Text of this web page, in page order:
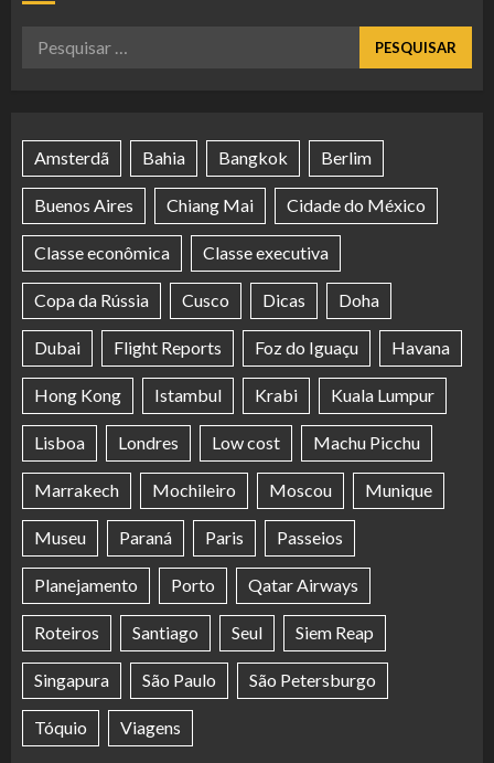
Pesquisar
Amsterdã Bahia Bangkok Berlim
Buenos Aires Chiang Mai Cidade do México
Classe econômica Classe executiva
Copa da Rússia Cusco Dicas Doha
Dubai Flight Reports Foz do Iguaçu Havana
Hong Kong Istambul Krabi Kuala Lumpur
Lisboa Londres Low cost Machu Picchu
Marrakech Mochileiro Moscou Munique
Museu Paraná Paris Passeios
Planejamento Porto Qatar Airways
Roteiros Santiago Seul Siem Reap
Singapura São Paulo São Petersburgo
Tóquio Viagens